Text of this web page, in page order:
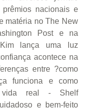
prêmios nacionais e
matéria no The New
Post e na
lança uma luz
acontece na
entre ?como
funciona e como
vida real - Shelf
e bem-feito